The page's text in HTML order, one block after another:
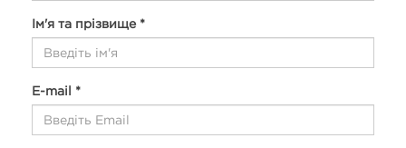
Ім'я та прізвище *
E-mail *